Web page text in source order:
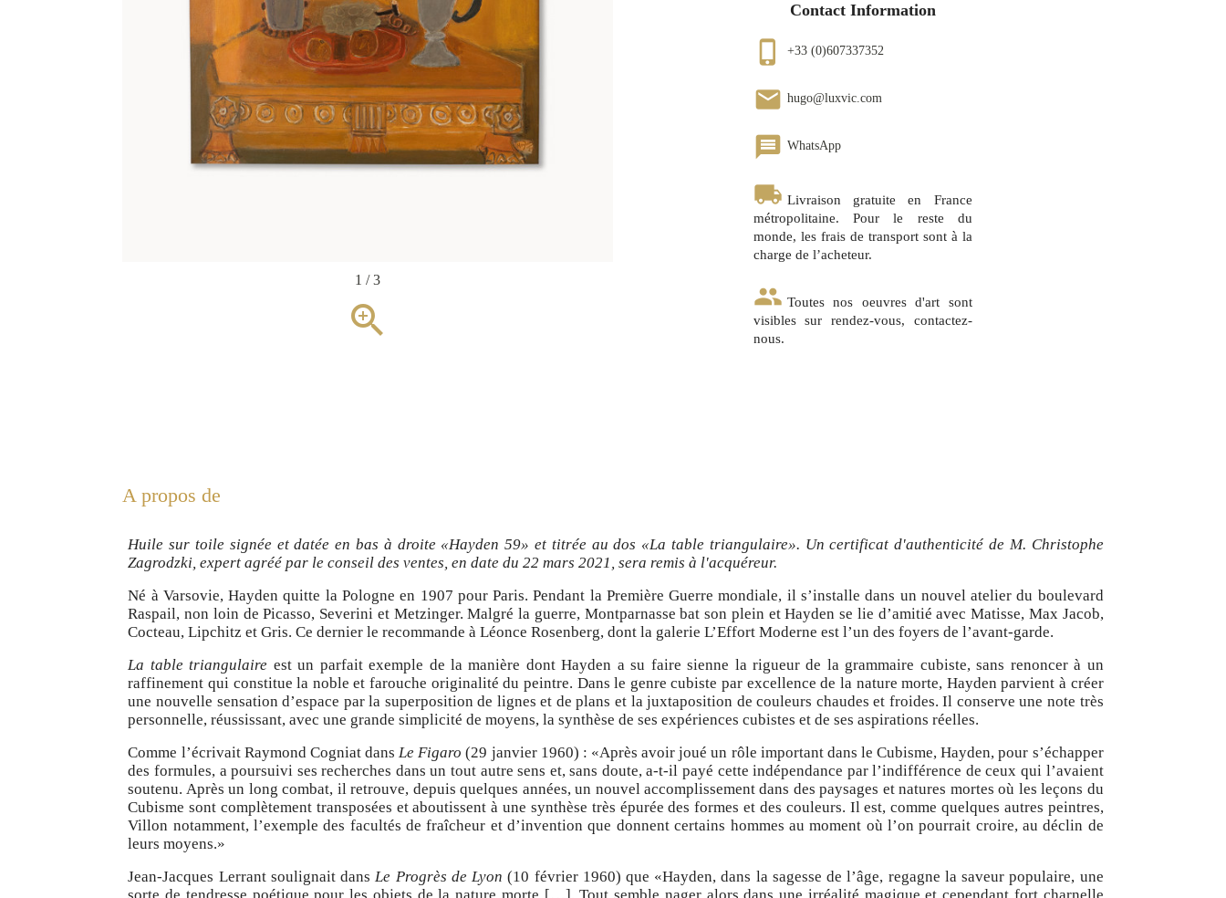
1 / 3
zoom_in
Contact Information
phone_iphone +33 (0)607337352
email hugo@luxvic.com
message WhatsApp
local_shipping Livraison gratuite en France
métropolitaine. Pour le reste du
monde, les frais de transport sont à la
charge de l’acheteur.
group Toutes nos oeuvres d'art sont
visibles sur rendez-vous, contactez-
nous.
A propos de
Huile sur toile signée et datée en bas à droite «Hayden 59» et titrée au dos «La table triangulaire». Un certificat d'authenticité de M. Christophe
Zagrodzki, expert agréé par le conseil des ventes, en date du 22 mars 2021, sera remis à l'acquéreur.
Né à Varsovie, Hayden quitte la Pologne en 1907 pour Paris. Pendant la Première Guerre mondiale, il s’installe dans un nouvel atelier du boulevard
Raspail, non loin de Picasso, Severini et Metzinger. Malgré la guerre, Montparnasse bat son plein et Hayden se lie d’amitié avec Matisse, Max Jacob,
Cocteau, Lipchitz et Gris. Ce dernier le recommande à Léonce Rosenberg, dont la galerie L’Effort Moderne est l’un des foyers de l’avant-garde.
La table triangulaire est un parfait exemple de la manière dont Hayden a su faire sienne la rigueur de la grammaire cubiste, sans renoncer à un
raffinement qui constitue la noble et farouche originalité du peintre. Dans le genre cubiste par excellence de la nature morte, Hayden parvient à créer
une nouvelle sensation d’espace par la superposition de lignes et de plans et la juxtaposition de couleurs chaudes et froides. Il conserve une note très
personnelle, réussissant, avec une grande simplicité de moyens, la synthèse de ses expériences cubistes et de ses aspirations réelles.
Comme l’écrivait Raymond Cogniat dansLe Figaro (29 janvier 1960) : «Après avoir joué un rôle important dans le Cubisme, Hayden, pour s’échapper
des formules, a poursuivi ses recherches dans un tout autre sens et, sans doute, a-t-il payé cette indépendance par l’indifférence de ceux qui l’avaient
soutenu. Après un long combat, il retrouve, depuis quelques années, un nouvel accomplissement dans des paysages et natures mortes où les leçons du
Cubisme sont complètement transposées et aboutissent à une synthèse très épurée des formes et des couleurs. Il est, comme quelques autres peintres,
Villon notamment, l’exemple des facultés de fraîcheur et d’invention que donnent certains hommes au moment où l’on pourrait croire, au déclin de
leurs moyens.»
Jean-Jacques Lerrant soulignait dansLe Progrès de Lyon (10 février 1960) que «Hayden, dans la sagesse de l’âge, regagne la saveur populaire, une